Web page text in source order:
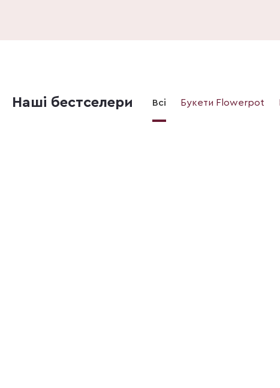
Наші бестселери Всі Букети Flowerpot